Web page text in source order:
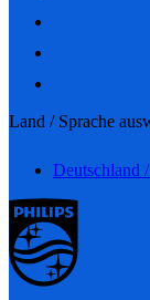
Land / Sprache
Deutschland